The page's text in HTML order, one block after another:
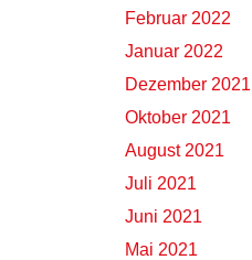
Februar 2022
Januar 2022
Dezember 2021
Oktober 2021
August 2021
Juli 2021
Juni 2021
Mai 2021